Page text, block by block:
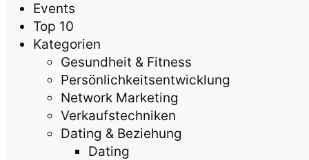
Events
Top 10
Kategorien
Gesundheit & Fitness
Persönlichkeitsentwicklung
Network Marketing
Verkaufstechniken
Dating & Beziehung
Dating